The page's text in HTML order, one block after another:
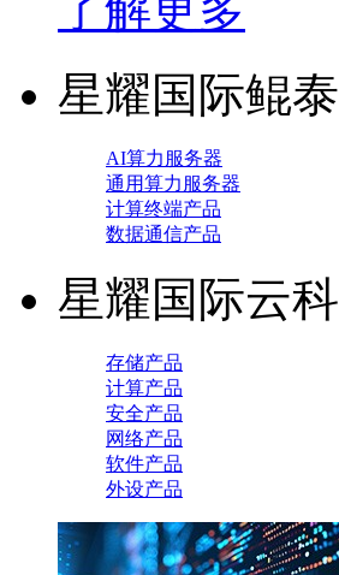
星耀国际鲲泰
AI算力服务器
通用算力服务器
计算终端产品
数据通信产品
星耀国际云科
存储产品
计算产品
安全产品
网络产品
软件产品
外设产品